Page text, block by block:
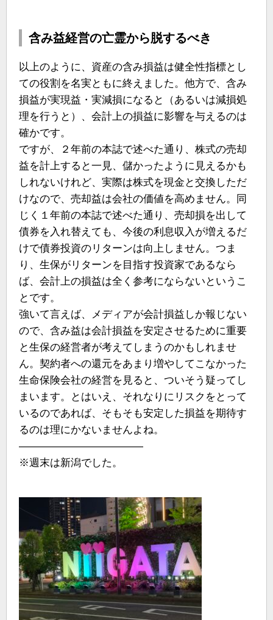
含み益経営の亡霊から脱するべき
以上のように、資産の含み損益は健全性指標とし
ての役割を名実ともに終えました。他方で、含み
損益が実現益・実減損になると（あるいは減損処
理を行うと）、会計上の損益に影響を与えるのは
確かです。
ですが、２年前の本誌で述べた通り、株式の売却
益を計上すると一見、儲かったように見えるかも
しれないけれど、実際は株式を現金と交換しただ
けなので、売却益は会社の価値を高めません。同
じく１年前の本誌で述べた通り、売却損を出して
債券を入れ替えても、今後の利息収入が増えるだ
けで債券投資のリターンは向上しません。つま
り、生保がリターンを目指す投資家であるなら
ば、会計上の損益は全く参考にならないというこ
とです。
強いて言えば、メディアが会計損益しか報じない
ので、含み益は会計損益を安定させるために重要
と生保の経営者が考えてしまうのかもしれませ
ん。契約者への還元をあまり増やしてこなかった
生命保険会社の経営を見ると、ついそう疑ってし
まいます。とはいえ、それなりにリスクをとって
いるのであれば、そもそも安定した損益を期待す
るのは理にかないませんよね。
————————————
※週末は新潟でした。